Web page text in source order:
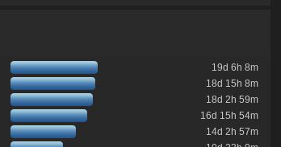
19d 6h 8m
18d 15h 8m
18d 2h 59m
16d 15h 54m
14d 2h 57m